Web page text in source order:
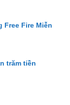
Free Fire Miễn
trăm tiền